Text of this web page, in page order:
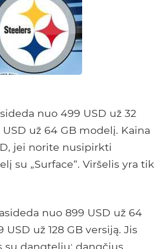
nuo 499 USD už 32
už 64 GB modelį. Kaina
jei norite nusipirkti
su „Surface“. Viršelis yra tik
nuo 899 USD už 64
už 128 GB versiją. Jis
su dangteliu; dangčius